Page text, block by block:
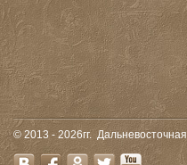
© 2013 - 2026гг.